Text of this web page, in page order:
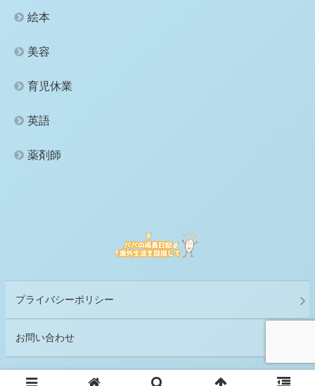
絵本
美容
育児休業
英語
薬剤師
プライバシーポリシー
お問い合わせ